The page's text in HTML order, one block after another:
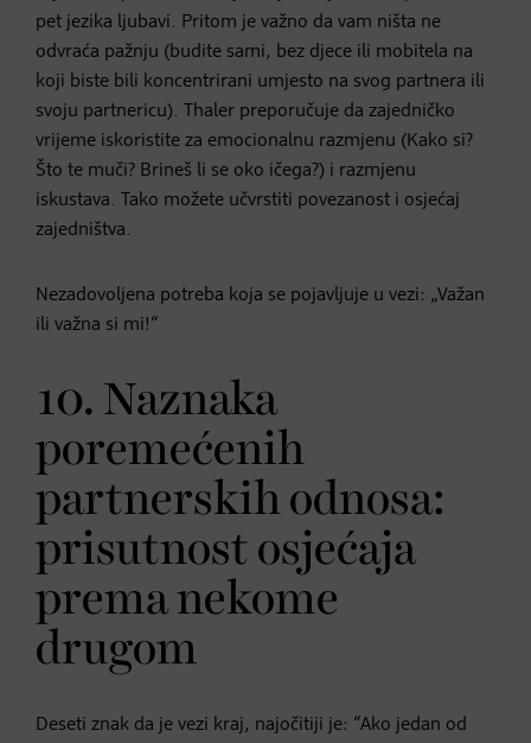
pet jezika ljubavi. Pritom je važno da vam ništa ne
odvraća pažnju (budite sami, bez djece ili mobitela na
koji biste bili koncentrirani umjesto na svog partnera ili
svoju partnericu). Thaler preporučuje da zajedničko
vrijeme iskoristite za emocionalnu razmjenu (Kako si?
Što te muči? Brineš li se oko ičega?) i razmjenu
iskustava. Tako možete učvrstiti povezanost i osjećaj
zajedništva.
Nezadovoljena potreba koja se pojavljuje u vezi: „Važan
ili važna si mi!“
10. Naznaka
poremećenih
partnerskih odnosa:
prisutnost osjećaja
prema nekome
drugom
Deseti znak da je vezi kraj, najočitiji je: “Ako jedan od